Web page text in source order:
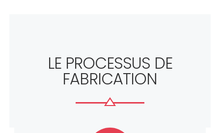
LE PROCESSUS DE
FABRICATION